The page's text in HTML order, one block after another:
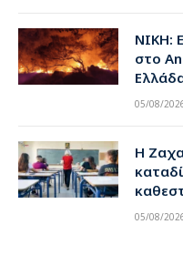
ΝΙΚΗ:
στο
05/08/
Η
05/08/